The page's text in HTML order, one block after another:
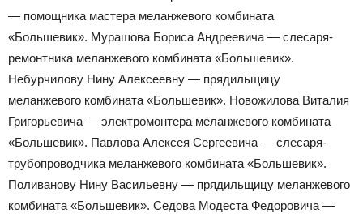
— помощника мастера меланжевого комбината
«Большевик». Мурашова Бориса Андреевича — слесаря-
ремонтника меланжевого комбината «Большевик».
Небурчилову Нину Алексеевну — прядильщицу
меланжевого комбината «Большевик». Новожилова Виталия
Григорьевича — электромонтера меланжевого комбината
«Большевик». Павлова Алексея Сергеевича — слесаря-
трубопроводчика меланжевого комбината «Большевик».
Поливанову Нину Васильевну — прядильщицу меланжевого
комбината «Большевик». Седова Модеста Федоровича —